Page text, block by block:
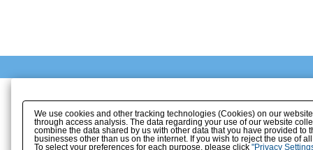
We use cookies and other tracking technologies (Cookies) on our
through access analysis. The data regarding your use of our website
combine the data shared by us with other data that you have provided
businesses other than us on the internet. If you wish to reject the use of
To select your preferences for each purpose, please click "Privacy